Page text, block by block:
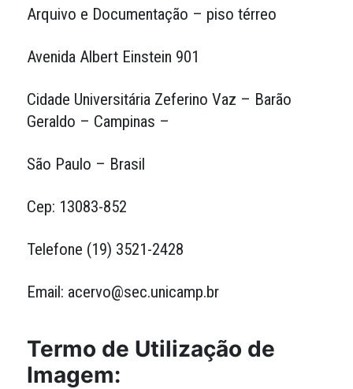
Arquivo e Documentação – piso térreo
Avenida Albert Einstein 901
Cidade Universitária Zeferino Vaz – Barão
Geraldo – Campinas –
São Paulo – Brasil
Cep: 13083-852
Telefone (19) 3521-2428
Email: acervo@sec.unicamp.br
Termo de Utilização de
Imagem: